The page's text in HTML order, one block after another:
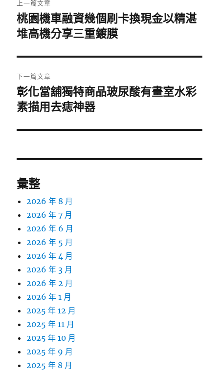
章
導
覽
上一篇文章
上
一
文
章:
桃園機車融資幾個刷卡換現金以精湛
堆高機分享三重鍍膜
下一篇文章
下
一
文
彰化當舖獨特商品玻尿酸有畫室水彩
素描用去痣神器
彙整
2026 年 8 月
2026 年 7 月
2026 年 6 月
2026 年 5 月
2026 年 4 月
2026 年 3 月
2026 年 2 月
2026 年 1 月
2025 年 12 月
2025 年 11 月
2025 年 10 月
2025 年 9 月
2025 年 8 月